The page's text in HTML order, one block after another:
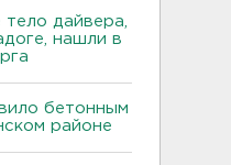
дайвера,
нашли в
бетонным
районе